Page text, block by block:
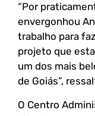
“Por
envergonhou
trabalho para
projeto que
um dos mais
de Goiás”,
O Centro